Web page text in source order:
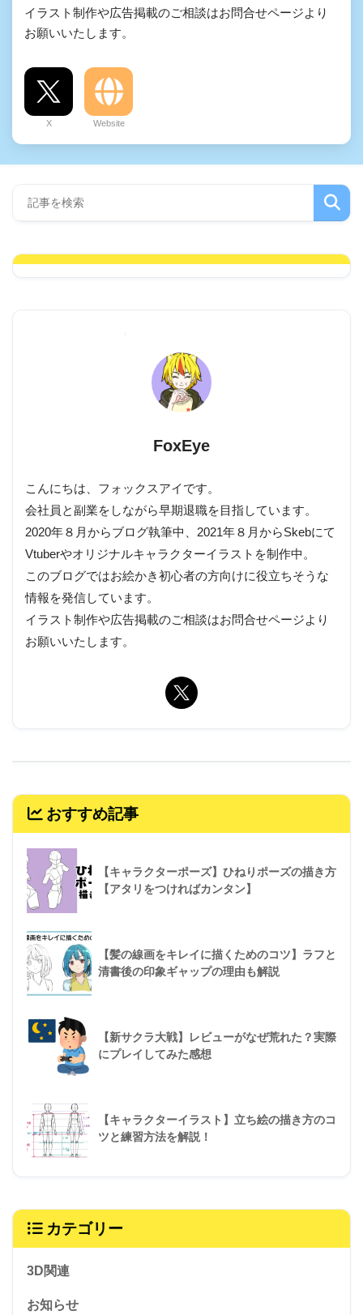
イラスト制作や広告掲載のご相談はお問合せページより
お願いいたします。
X Website
FoxEye
こんにちは、フォックスアイです。
会社員と副業をしながら早期退職を目指しています。
2020年８月からブログ執筆中、2021年８月からSkebにて
Vtuberやオリジナルキャラクターイラストを制作中。
このブログではお絵かき初心者の方向けに役立ちそうな
情報を発信しています。
イラスト制作や広告掲載のご相談はお問合せページより
お願いいたします。
おすすめ記事
【キャラクターポーズ】ひねりポーズの描き方
【アタリをつければカンタン】
【髪の線画をキレイに描くためのコツ】ラフと
清書後の印象ギャップの理由も解説
【新サクラ大戦】レビューがなぜ荒れた？実際
にプレイしてみた感想
【キャラクターイラスト】立ち絵の描き方のコ
ツと練習方法を解説！
カテゴリー
3D関連
お知らせ